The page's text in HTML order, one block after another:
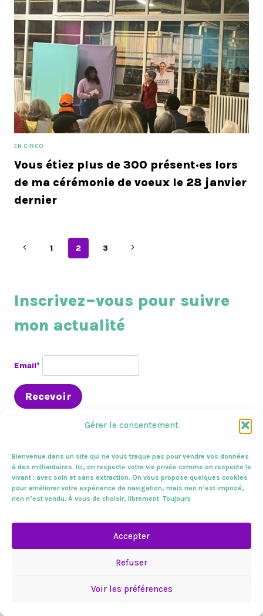
Gérer le consentement
Bienvenue dans un site qui ne vous traque pas pour vendre vos données
à des milliardaires. Ici, on respecte votre vie privée comme on respecte le
vivant : avec soin et sans extraction. On vous propose quelques cookies
pour améliorer votre expérience de navigation, mais rien n’est imposé,
rien n’est vendu. À vous de choisir, librement. Toujours
Accepter
Refuser
Voir les préférences
EN CIRCO
Vous étiez plus de 300 présent·es lors
de ma cérémonie de voeux le 28 janvier
dernier
Navigation
page
Page
1 2 3
Page
Inscrivez–vous pour suivre
mon actualité
Email*
En circo Presse & médias
A l’assemblée
Sur le terrain
Zoom sur Mes combats
© 2026 Vivantes. L'espace politique de Sandrine